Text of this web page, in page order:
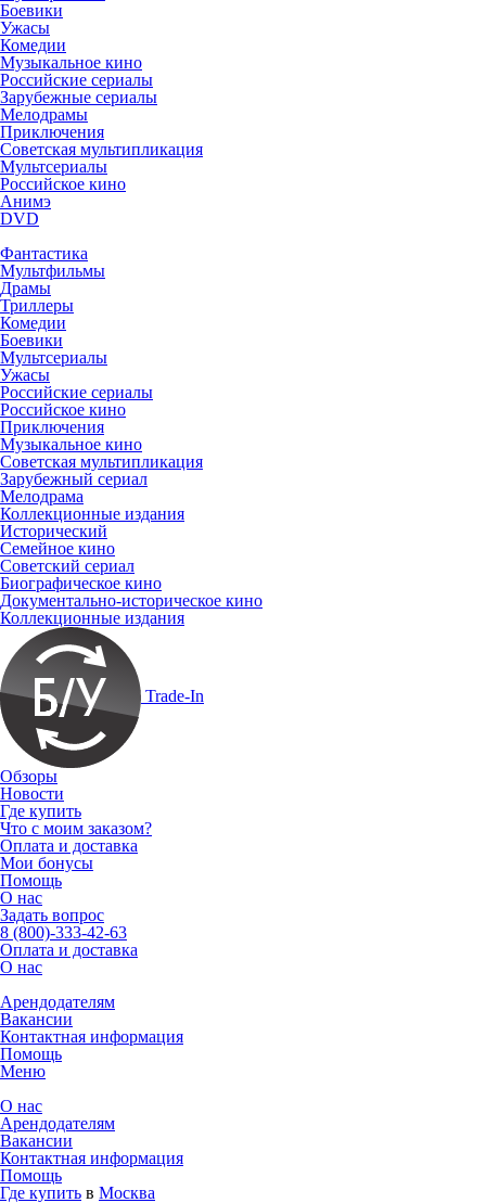
Боевики
Ужасы
Комедии
Музыкальное кино
Российские сериалы
Зарубежные сериалы
Мелодрамы
Приключения
Советская мультипликация
Мультсериалы
Российское кино
Анимэ
DVD
Фантастика
Мультфильмы
Драмы
Триллеры
Комедии
Боевики
Мультсериалы
Ужасы
Российские сериалы
Российское кино
Приключения
Музыкальное кино
Советская мультипликация
Зарубежный сериал
Мелодрама
Коллекционные издания
Исторический
Семейное кино
Советский сериал
Биографическое кино
Документально-историческое кино
Коллекционные издания
Trade-In
Обзоры
Новости
Где купить
Что с моим заказом?
Оплата и доставка
Мои бонусы
Помощь
О нас
Задать вопрос
8 (800)-333-42-63
Оплата и доставка
О нас
Арендодателям
Вакансии
Контактная информация
Помощь
Меню
О нас
Арендодателям
Вакансии
Контактная информация
Помощь
Где купить в Москва